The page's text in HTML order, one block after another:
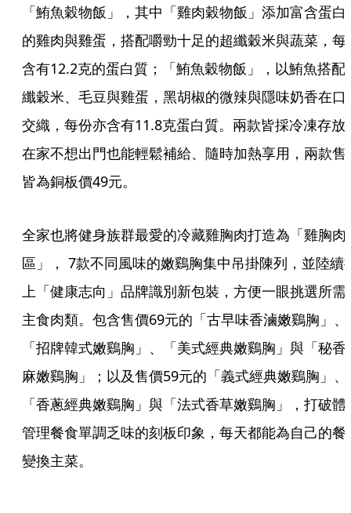
「鮪魚穀物飯」，其中「雞肉穀物飯」添加富含蛋白
的雞肉與雞蛋，搭配嚼勁十足的超纖穀米與蔬菜，每
含有12.2克的蛋白質；「鮪魚穀物飯」，以鮪魚搭配
纖穀米、毛豆與雞蛋，黑胡椒的微辣與隱味奶香在口
交織，每份亦含有11.8克蛋白質。兩款皆採冷凍存放
在家不想出門也能輕鬆補給、隨時加熱享用，兩款售
皆為銅板價49元。
全家也將健身族群最愛的冷藏雞胸肉打造為「雞胸肉
區」， 7款不同風味的嫩鷄胸集中吊掛陳列，並陸續
上「健康志向」品牌識別新包裝，方便一眼挑選所需
主食肉類。包含售價69元的「古早味香滷嫩鷄胸」、
「招牌韓式嫩鷄胸」、「美式經典嫩鷄胸」與「秘香
麻嫩鷄胸」；以及售價59元的「義式經典嫩鷄胸」、
「香蔥經典嫩鷄胸」與「法式香草嫩鷄胸」，打破體
管理餐食單調乏味的刻板印象，每天都能為自己的餐
變換主菜。